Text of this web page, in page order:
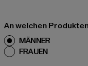
An welchen
MÄNNER
FRAUEN